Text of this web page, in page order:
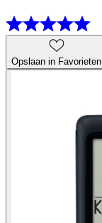
Opslaan in Favorieten